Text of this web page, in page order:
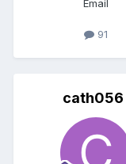
Email
91
cath056